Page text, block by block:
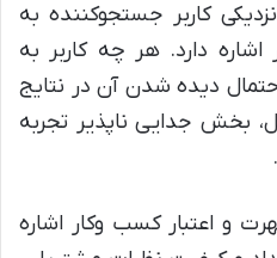
کاربر جستجوکننده به
دارد. هر چه کاربر به
دیده شدن آن در نتایج
بخش جدایی ناپذیر تجربه
و اعتبار کسب وکار اشاره